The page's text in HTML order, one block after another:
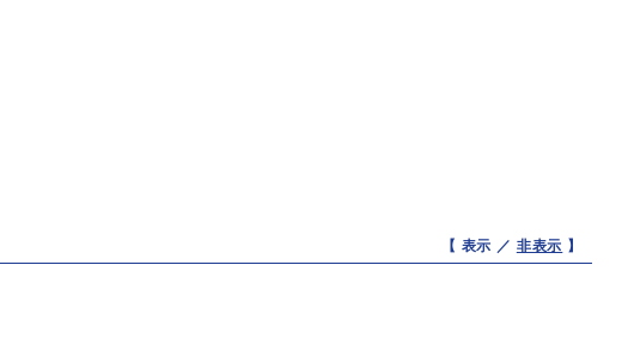
【 表示 ／ 非表示 】